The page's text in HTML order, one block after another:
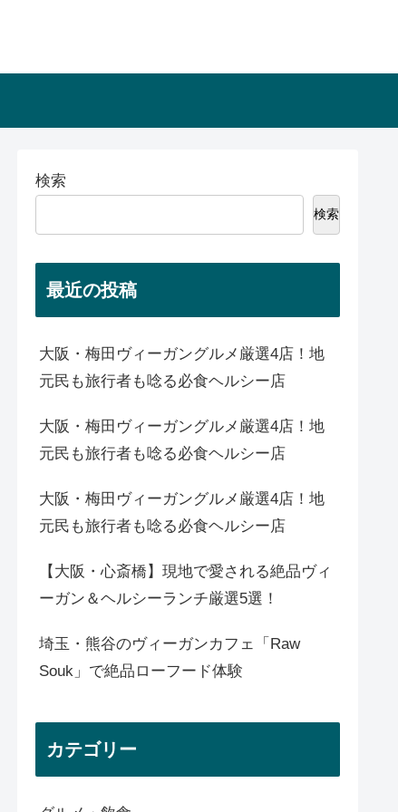
検索
検索
最近の投稿
大阪・梅田ヴィーガングルメ厳選4店！地
元民も旅行者も唸る必食ヘルシー店
大阪・梅田ヴィーガングルメ厳選4店！地
元民も旅行者も唸る必食ヘルシー店
大阪・梅田ヴィーガングルメ厳選4店！地
元民も旅行者も唸る必食ヘルシー店
【大阪・心斎橋】現地で愛される絶品ヴィ
ーガン＆ヘルシーランチ厳選5選！
埼玉・熊谷のヴィーガンカフェ「Raw
Souk」で絶品ローフード体験
カテゴリー